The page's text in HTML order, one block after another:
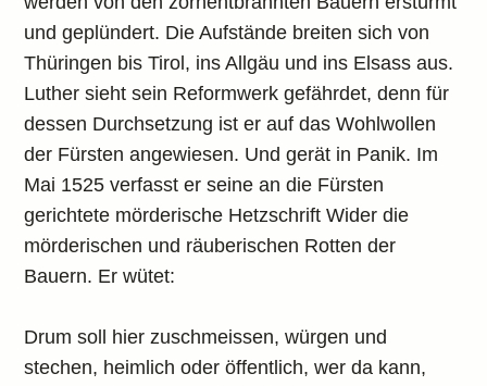
und geplündert. Die Aufstände breiten sich von
Thüringen bis Tirol, ins Allgäu und ins Elsass aus.
Luther sieht sein Reformwerk gefährdet, denn für
dessen Durchsetzung ist er auf das Wohlwollen
der Fürsten angewiesen. Und gerät in Panik. Im
Mai 1525 verfasst er seine an die Fürsten
gerichtete mörderische Hetzschrift Wider die
mörderischen und räuberischen Rotten der
Bauern. Er wütet:
Drum soll hier zuschmeissen, würgen und
stechen, heimlich oder öffentlich, wer da kann,